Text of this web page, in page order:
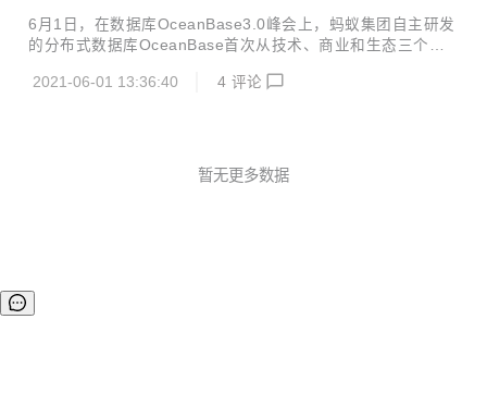
研开放之路，开源 300 万行核心代码
6月1日，在数据库OceanBase3.0峰会上，蚂蚁集团自主研发
的分布式数据库OceanBase首次从技术、商业和生态三个维
布正式开源，并成立OceanBase开源社区，社区官网同步上
技红利，7月启动全新价格体系，公共云版本将推出价格更低
2021-06-01 13:36:40 4 评论
暂无更多数据